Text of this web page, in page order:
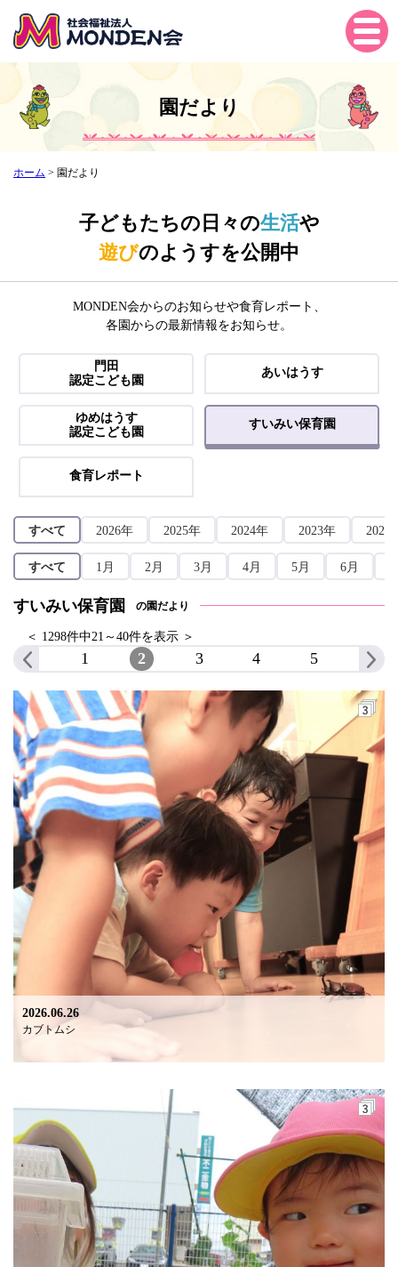
Tog
gle
gati
on
園だより
ホーム > 園だより
子どもたちの日々の生活や
遊びのようすを公開中
MONDEN会からのお知らせや食育レポート、
各園からの最新情報をお知らせ。
門田
認定こども園
あいはうす
ゆめはうす
認定こども園
すいみい保育園
食育レポート
すべて 2026年 2025年 2024年 2023年 2022
すべて 1月 2月 3月 4月 5月 6月
すいみい保育園 の園だより
＜ 1298件中21～40件を表示 ＞
1 2 3 4 5
2026.06.26
カブトムシ